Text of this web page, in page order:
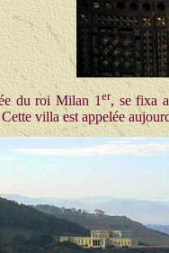
du roi Milan 1er, se fixa
villa est appelée